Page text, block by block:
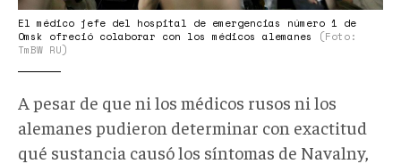
El médico jefe del hospital de emergencias número 1 de
Omsk ofreció colaborar con los médicos alemanes
(Foto:
TmBW RU)
A pesar de que ni los médicos rusos ni los
alemanes pudieron determinar con exactitud
qué sustancia causó los síntomas de Navalny,